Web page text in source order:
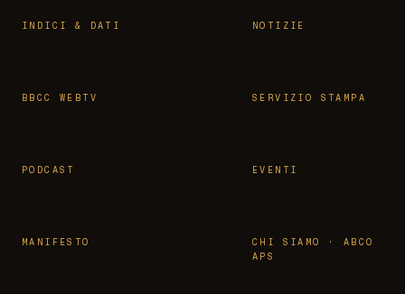
INDICI & DATI NOTIZIE
BBCC WEBTV SERVIZIO STAMPA
PODCAST EVENTI
MANIFESTO
CHI SIAMO · ABCO
APS